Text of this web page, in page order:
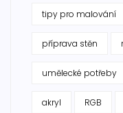
tipy pro malování
příprava stěn
umělecké potřeby
akryl RGB